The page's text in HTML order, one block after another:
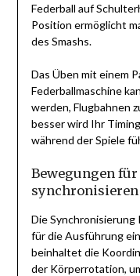
Federball auf
Position ermöglicht
des Smashs.
Das Üben mit einem
Federballmaschine
werden, Flugbahnen
besser wird Ihr
während der Spiele
Bewegungen
synchronisieren
Die
für die Ausführung
beinhaltet die
der Körperrotation,